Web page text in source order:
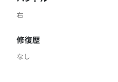
右
修復歴
なし